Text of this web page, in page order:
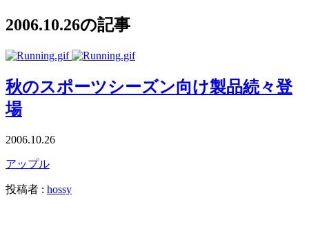
2006.10.26の記事
秋のスポーツシーズン向け製品続々登
場
2006.10.26
アップル
投稿者 : hossy